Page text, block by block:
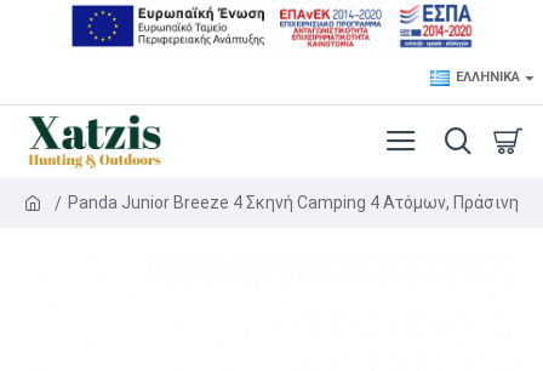
ΕΛΛΗΝΙΚΆ
Panda Junior Breeze 4 Σκηνή Camping 4 Ατόμων, Πράσινη